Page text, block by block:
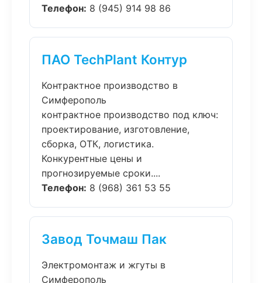
Телефон: 8 (945) 914 98 86
ПАО TechPlant Контур
Контрактное производство в
Симферополь
контрактное производство под ключ:
проектирование, изготовление,
сборка, ОТК, логистика.
Конкурентные цены и
прогнозируемые сроки....
Телефон: 8 (968) 361 53 55
Завод Точмаш Пак
Электромонтаж и жгуты в
Симферополь